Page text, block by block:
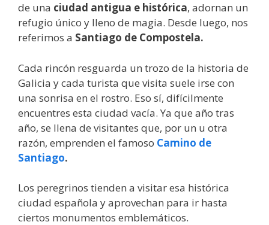
de una ciudad antigua e histórica, adornan un
refugio único y lleno de magia. Desde luego, nos
referimos a Santiago de Compostela.
Cada rincón resguarda un trozo de la historia de
Galicia y cada turista que visita suele irse con
una sonrisa en el rostro. Eso sí, difícilmente
encuentres esta ciudad vacía. Ya que año tras
año, se llena de visitantes que, por un u otra
razón, emprenden el famoso Camino de
Santiago.
Los peregrinos tienden a visitar esa histórica
ciudad española y aprovechan para ir hasta
ciertos monumentos emblemáticos.